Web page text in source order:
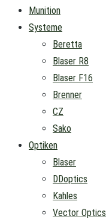
Munition
Systeme
Beretta
Blaser R8
Blaser F16
Brenner
CZ
Sako
Optiken
Blaser
DDoptics
Kahles
Vector Optics